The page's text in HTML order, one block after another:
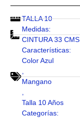
TALLA 10
Medidas:
CINTURA 33 CMS
Características:
Color Azul
,
Mangano
,
Talla 10 Años
Categorías: